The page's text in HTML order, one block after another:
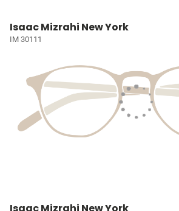
Isaac Mizrahi New York
IM 30111